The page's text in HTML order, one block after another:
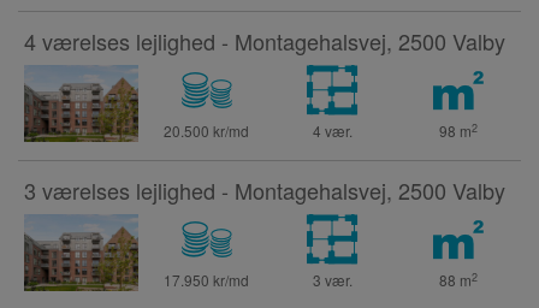
4 værelses lejlighed - Montagehalsvej, 2500 Valby
20.500 kr/md 4 vær. 98 m2
3 værelses lejlighed - Montagehalsvej, 2500 Valby
17.950 kr/md 3 vær. 88 m2